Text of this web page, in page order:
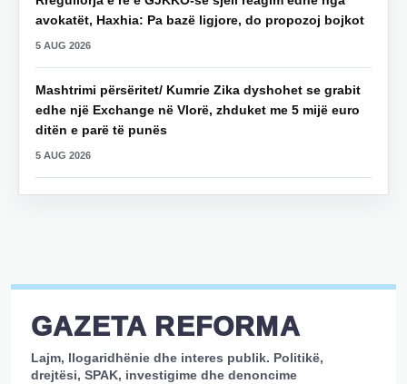
avokatët, Haxhia: Pa bazë ligjore, do propozoj bojkot
5 AUG 2026
Mashtrimi përsëritet/ Kumrie Zika dyshohet se grabit
edhe një Exchange në Vlorë, zhduket me 5 mijë euro
ditën e parë të punës
5 AUG 2026
GAZETA REFORMA
Lajm, llogaridhënie dhe interes publik. Politikë,
drejtësi, SPAK, investigime dhe denoncime